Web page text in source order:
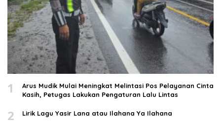
1
Arus Mudik Mulai Meningkat Melintasi Pos Pelayanan Cinta
Kasih, Petugas Lakukan Pengaturan Lalu Lintas
2 Lirik Lagu Yasir Lana atau Ilahana Ya Ilahana